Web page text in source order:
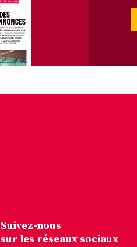
Suivez-nous
sur les réseaux sociaux